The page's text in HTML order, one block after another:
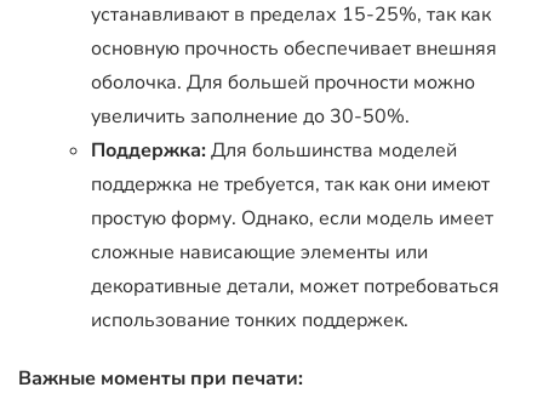
устанавливают в пределах 15-25%, так как
основную прочность обеспечивает внешняя
оболочка. Для большей прочности можно
увеличить заполнение до 30-50%.
Поддержка:Для большинства моделей
поддержка не требуется, так как они имеют
простую форму. Однако, если модель имеет
сложные нависающие элементы или
декоративные детали, может потребоваться
использование тонких поддержек.
Важные моменты при печати: